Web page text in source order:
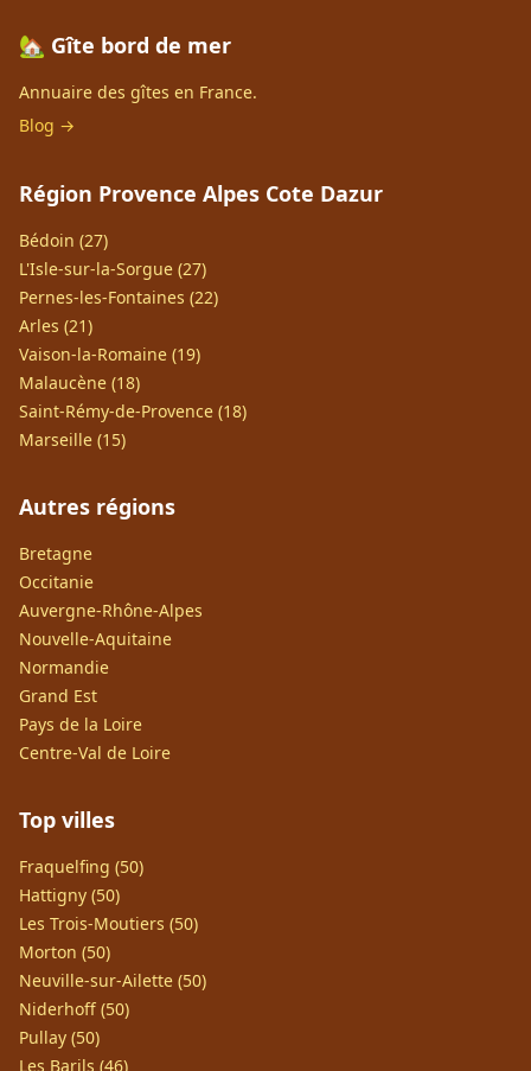
🏡 Gîte bord de mer
Annuaire des gîtes en France.
Blog →
Région Provence Alpes Cote Dazur
Bédoin (27)
L'Isle-sur-la-Sorgue (27)
Pernes-les-Fontaines (22)
Arles (21)
Vaison-la-Romaine (19)
Malaucène (18)
Saint-Rémy-de-Provence (18)
Marseille (15)
Autres régions
Bretagne
Occitanie
Auvergne-Rhône-Alpes
Nouvelle-Aquitaine
Normandie
Grand Est
Pays de la Loire
Centre-Val de Loire
Top villes
Fraquelfing (50)
Hattigny (50)
Les Trois-Moutiers (50)
Morton (50)
Neuville-sur-Ailette (50)
Niderhoff (50)
Pullay (50)
Les Barils (46)